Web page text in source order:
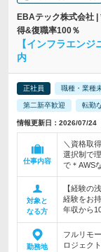
EBAテック株式会社
得&復職率100％
【インフラエン
内
正社員 職種・業種
第二新卒歓迎 転勤
情報更新日：2026/07/
仕事内容
＼資格取
選択制で
で＊AWS
対象と
なる方
【経験の
経験をお
年収から
勤務地
フルリモ
ロジェク